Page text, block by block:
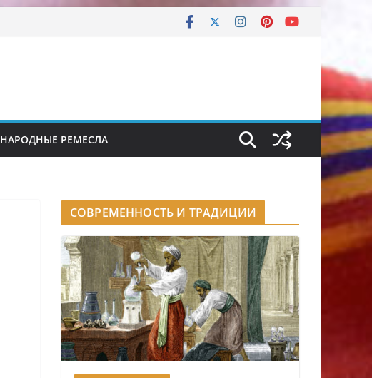
НАРОДНЫЕ РЕМЕСЛА
СОВРЕМЕННОСТЬ И ТРАДИЦИИ